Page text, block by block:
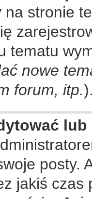
na stronie
tematu
nowe
forum, itp.
posty.
jakiś